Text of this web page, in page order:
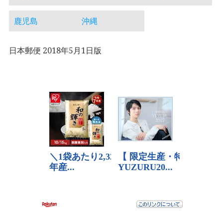
鹿児島 沖縄
日本郵便 2018年5月1日版